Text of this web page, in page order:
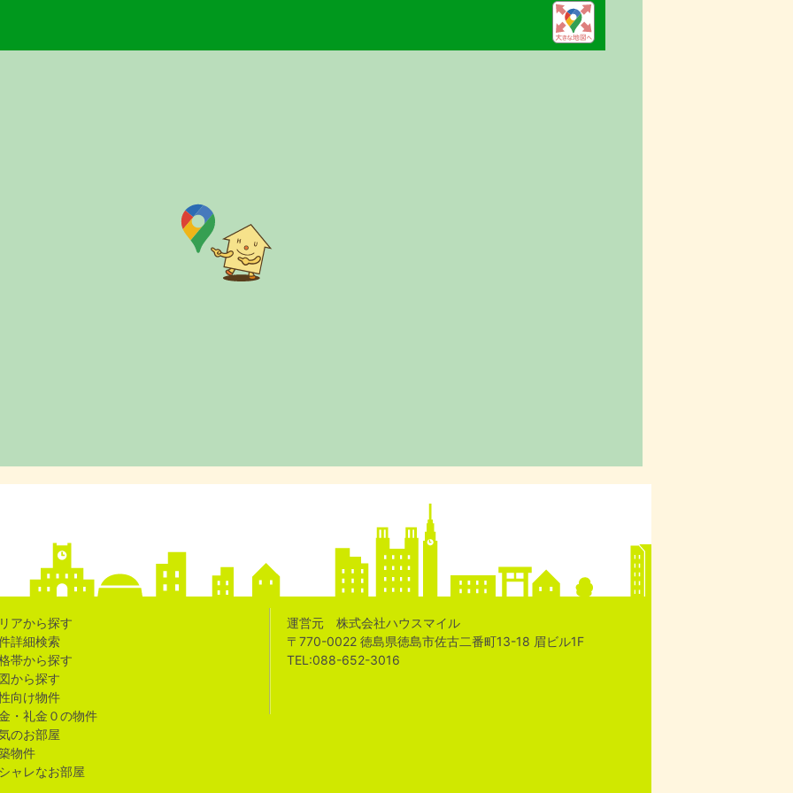
アから探す
詳細検索
帯から探す
から探す
向け物件
・礼金０の物件
のお部屋
物件
ャレなお部屋
運営元 株式会社ハウスマイル
〒770-0022 徳島県徳島市佐古二番町13-18 眉ビル1F
TEL:088-652-3016